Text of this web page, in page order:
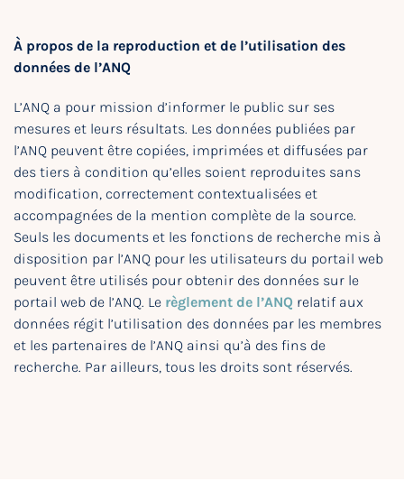
À propos de la reproduction et de l’utilisation des
données de l’ANQ
L’ANQ a pour mission d’informer le public sur ses
mesures et leurs résultats. Les données publiées par
l’ANQ peuvent être copiées, imprimées et diffusées par
des tiers à condition qu’elles soient reproduites sans
modification, correctement contextualisées et
accompagnées de la mention complète de la source.
Seuls les documents et les fonctions de recherche mis à
disposition par l’ANQ pour les utilisateurs du portail web
peuvent être utilisés pour obtenir des données sur le
portail web de l’ANQ. Le règlement de l’ANQ relatif aux
données régit l’utilisation des données par les membres
et les partenaires de l’ANQ ainsi qu’à des fins de
recherche. Par ailleurs, tous les droits sont réservés.